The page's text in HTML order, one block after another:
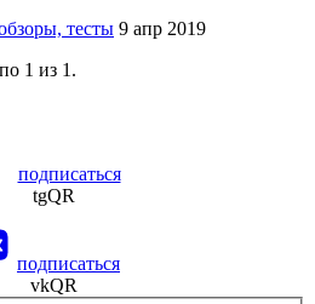
тесты 9 апр 2019
1 из 1.
подписаться
подписаться